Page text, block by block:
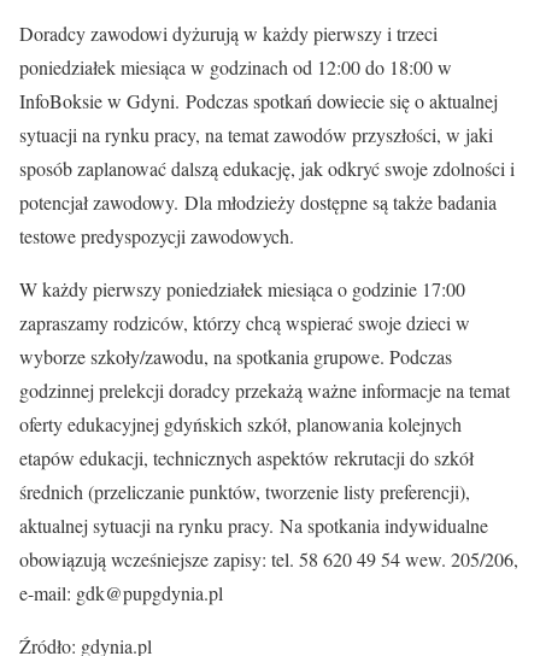
Doradcy zawodowi dyżurują w każdy pierwszy i trzeci
poniedziałek miesiąca w godzinach od 12:00 do 18:00 w
InfoBoksie w Gdyni. Podczas spotkań dowiecie się o aktualnej
sytuacji na rynku pracy, na temat zawodów przyszłości, w jaki
sposób zaplanować dalszą edukację, jak odkryć swoje zdolności i
potencjał zawodowy. Dla młodzieży dostępne są także badania
testowe predyspozycji zawodowych.
W każdy pierwszy poniedziałek miesiąca o godzinie 17:00
zapraszamy rodziców, którzy chcą wspierać swoje dzieci w
wyborze szkoły/zawodu, na spotkania grupowe. Podczas
godzinnej prelekcji doradcy przekażą ważne informacje na temat
oferty edukacyjnej gdyńskich szkół, planowania kolejnych
etapów edukacji, technicznych aspektów rekrutacji do szkół
średnich (przeliczanie punktów, tworzenie listy preferencji),
aktualnej sytuacji na rynku pracy. Na spotkania indywidualne
obowiązują wcześniejsze zapisy: tel. 58 620 49 54 wew. 205/206,
e-mail: gdk@pupgdynia.pl
Źródło: gdynia.pl